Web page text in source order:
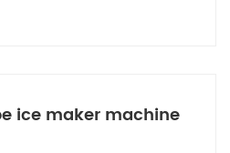
ice maker machine